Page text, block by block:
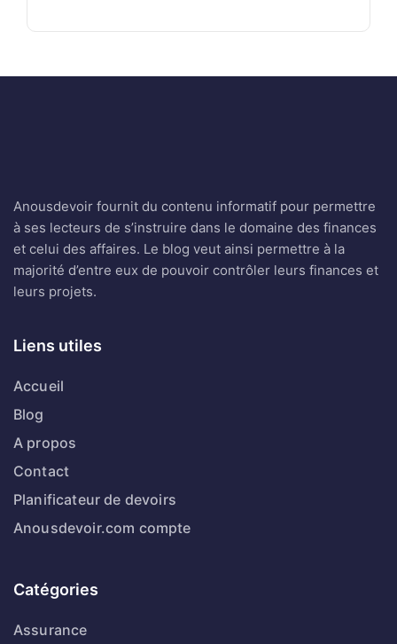
Anousdevoir fournit du contenu informatif pour permettre
à ses lecteurs de s’instruire dans le domaine des finances
et celui des affaires. Le blog veut ainsi permettre à la
majorité d’entre eux de pouvoir contrôler leurs finances et
leurs projets.
Liens utiles
Accueil
Blog
A propos
Contact
Planificateur de devoirs
Anousdevoir.com compte
Catégories
Assurance